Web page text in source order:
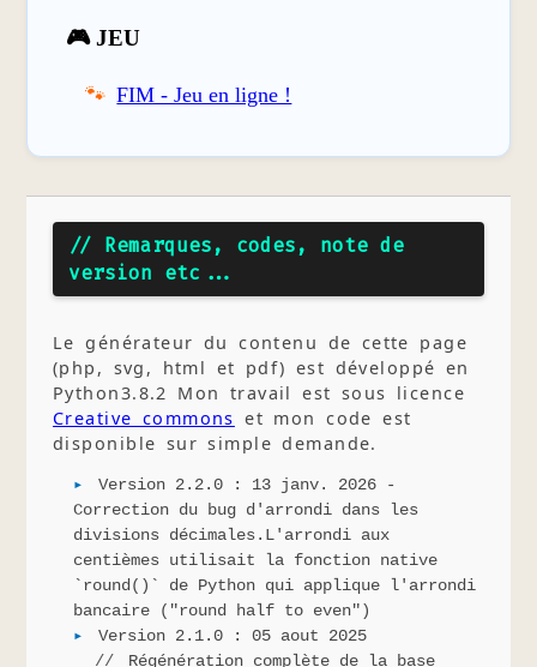
🎮 JEU
FIM - Jeu en ligne !
// Remarques, codes, note de
version etc...
Le générateur du contenu de cette page
(php, svg, html et pdf) est développé en
Python3.8.2 Mon travail est sous licence
Creative commons et mon code est
disponible sur simple demande.
Version 2.2.0 : 13 janv. 2026 -
Correction du bug d'arrondi dans les
divisions décimales.L'arrondi aux
centièmes utilisait la fonction native
`round()` de Python qui applique l'arrondi
bancaire ("round half to even")
Version 2.1.0 : 05 aout 2025
Régénération complète de la base